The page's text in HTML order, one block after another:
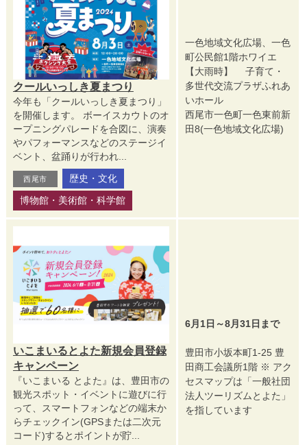
クールいっしき夏まつり
今年も「クールいっしき夏まつり」
を開催します。 ボーイスカウトのオ
ープニングパレードを合図に、演奏
やパフォーマンスなどのステージイ
ベント、盆踊りが行われ...
西尾市
歴史・文化
博物館・美術館・科学館
一色地域文化広場、一色
町公民館1階ホワイエ
【大雨時】 子育て・
多世代交流プラザふれあ
いホール
西尾市一色町一色東前新
田8(一色地域文化広場)
いこまいるとよた新規会員登録
キャンペーン
『いこまいる とよた』は、豊田市の
観光スポット・イベントに遊びに行
って、スマートフォンなどの端末か
らチェックイン(GPSまたは二次元
コード)するとポイントが貯...
6月1日～8月31日まで
豊田市小坂本町1-25 豊
田商工会議所1階 ※ アク
セスマップは「一般社団
法人ツーリズムとよた」
を指しています